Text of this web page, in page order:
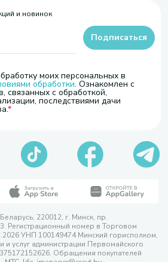
и новинок
моих персональных в
обработки. Ознакомлен с
связанных с обработкой,
последствиями дачи
Подписаться
220012, г. Минск, пр.
Регистрационный номер в Торговом
УНП 100149474 Минский горисполком,
и услуг администрации Первомайского
Обращения покупателей